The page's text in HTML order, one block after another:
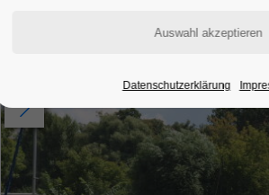
Datenschutzerklärung